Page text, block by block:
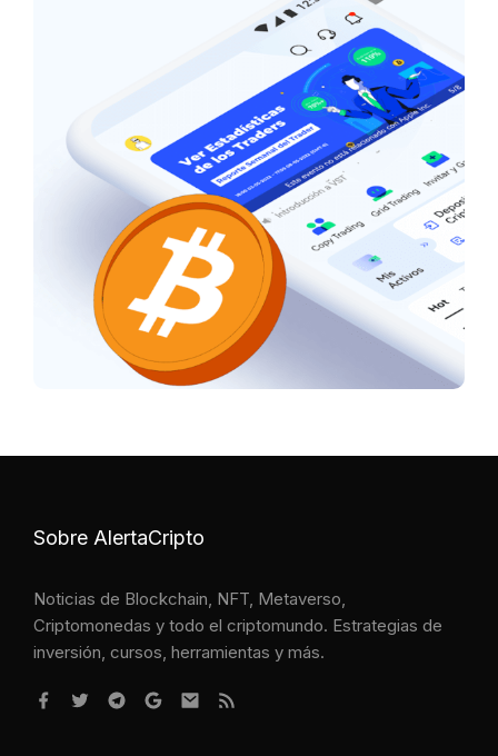
Sobre AlertaCripto
Noticias de Blockchain, NFT, Metaverso,
Criptomonedas y todo el criptomundo. Estrategias de
inversión, cursos, herramientas y más.